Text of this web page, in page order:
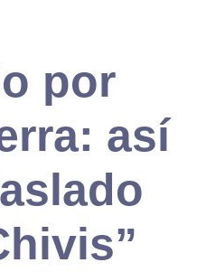
por
así